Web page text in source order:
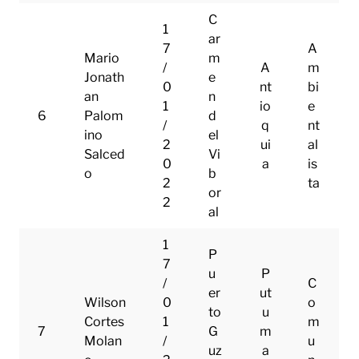
6
Mario
Jonath
an
Palom
ino
Salced
o
1
7
/
0
1
/
2
0
2
2
C
ar
m
e
n
d
el
Vi
b
or
al
A
nt
io
q
ui
a
A
m
bi
e
nt
al
is
ta
7
Wilson
Cortes
Molan
1
7
/
0
1
/
P
u
er
to
G
uz
P
ut
u
m
a
C
o
m
u